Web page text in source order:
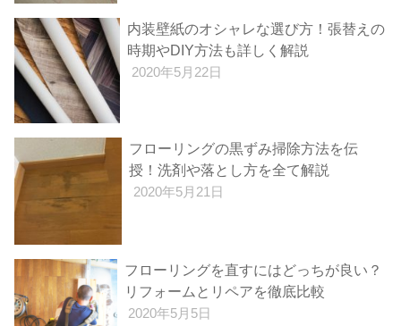
内装壁紙のオシャレな選び方！張替えの
時期やDIY方法も詳しく解説
2020年5月22日
フローリングの黒ずみ掃除方法を伝
授！洗剤や落とし方を全て解説
2020年5月21日
フローリングを直すにはどっちが良い？
リフォームとリペアを徹底比較
2020年5月5日